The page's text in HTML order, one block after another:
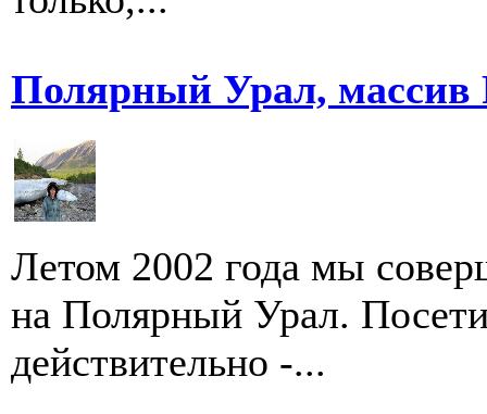
Полярный Урал, массив
Летом 2002 года мы
на Полярный Урал.
действительно -...